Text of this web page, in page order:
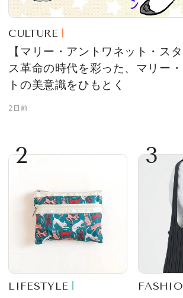
CULTURE
【マリー・アントワネット・ス
ス革命の時代を彩った、マリー
トの美意識をひもとく
2日前
2
LIFESTYLE
3